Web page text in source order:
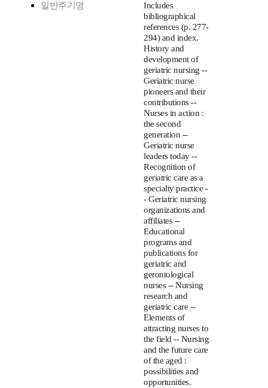
일반주기명
Includes
bibliographical
references (p. 277-
294) and index.
History and
development of
geriatric nursing --
Geriatric nurse
pioneers and their
contributions --
Nurses in action :
the second
generation --
Geriatric nurse
leaders today --
Recognition of
geriatric care as a
specialty practice -
- Geriatric nursing
organizations and
affiliates --
Educational
programs and
publications for
geriatric and
gerontological
nurses -- Nursing
research and
geriatric care --
Elements of
attracting nurses to
the field -- Nursing
and the future care
of the aged :
possibilities and
opportunities.